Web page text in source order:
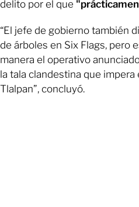
delito por el que
“El jefe de gobierno también
de árboles en Six Flags, pero
manera el operativo
la tala clandestina que
Tlalpan”, concluyó.